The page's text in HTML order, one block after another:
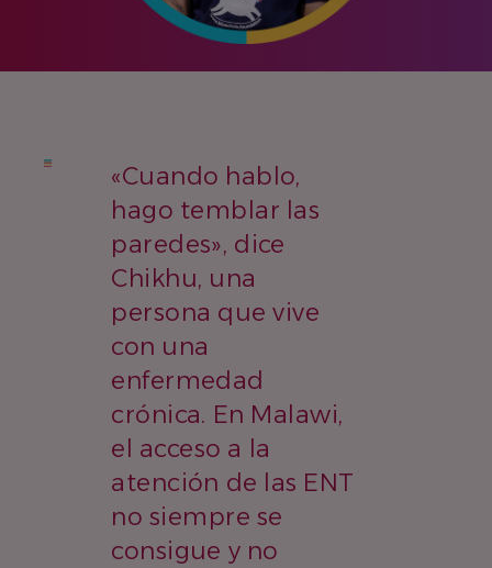
«Cuando hablo,
hago temblar las
paredes», dice
Chikhu, una
persona que vive
con una
enfermedad
crónica. En Malawi,
el acceso a la
atención de las ENT
no siempre se
consigue y no